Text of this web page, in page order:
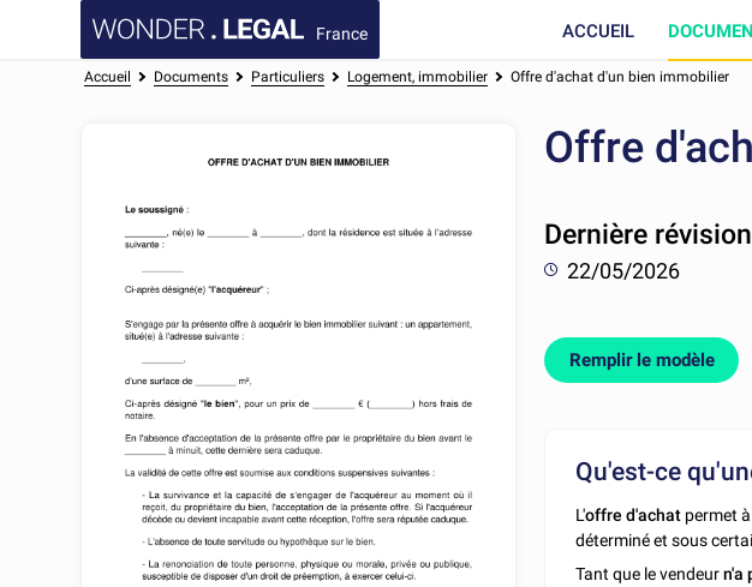
France ACCUEIL
Accueil Documents Particuliers Logement, immobilier Offre d'achat d'un bien immobilier
Offre
Dernière révision
22/05/2026
Remplir le modèle
Qu'est-ce
L'offre d'achat permet
déterminé et sous
Tant que le vendeurn'a